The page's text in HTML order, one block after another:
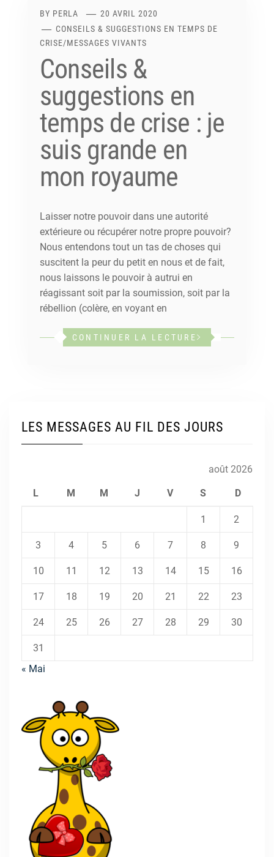
BY PERLA
20 AVRIL 2020
CONSEILS & SUGGESTIONS EN TEMPS DE
CRISE/MESSAGES VIVANTS
Conseils &
suggestions en
temps de crise : je
suis grande en
mon royaume
Laisser notre pouvoir dans une autorité
extérieure ou récupérer notre propre pouvoir?
Nous entendons tout un tas de choses qui
suscitent la peur du petit en nous et de fait,
nous laissons le pouvoir à autrui en
réagissant soit par la soumission, soit par la
rébellion (colère, en voyant en
CONTINUER LA LECTURE
LES MESSAGES AU FIL DES JOURS
août 2026
L M M J V S D
1 2
3 4 5 6 7 8 9
10 11 12 13 14 15 16
17 18 19 20 21 22 23
24 25 26 27 28 29 30
31
« Mai